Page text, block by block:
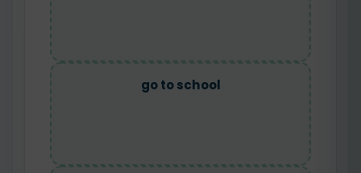
go to school